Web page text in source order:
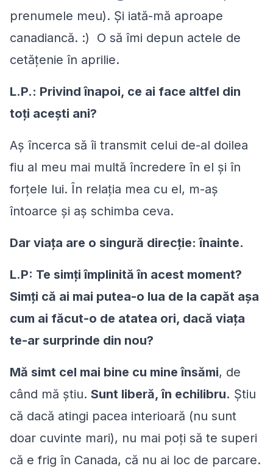
prenumele meu). Şi iată-mă aproape
canadiancă. :) O să îmi depun actele de
cetățenie în aprilie.
L.P.: Privind înapoi, ce ai face altfel din
toţi aceşti ani?
Aş încerca să îi transmit celui de-al doilea
fiu al meu mai multă încredere în el şi în
forțele lui. În relația mea cu el, m-aş
întoarce şi aş schimba ceva.
Dar viaţa are o singură direcţie: înainte.
L.P: Te simţi împlinită în acest moment?
Simţi că ai mai putea-o lua de la capăt aşa
cum ai făcut-o de atatea ori, dacă viaţa
te-ar surprinde din nou?
Mă simt cel mai bine cu mine însămi, de
când mă știu. Sunt liberă, în echilibru. Știu
că dacă atingi pacea interioară (nu sunt
doar cuvinte mari), nu mai poți să te superi
că e frig în Canada, că nu ai loc de parcare.